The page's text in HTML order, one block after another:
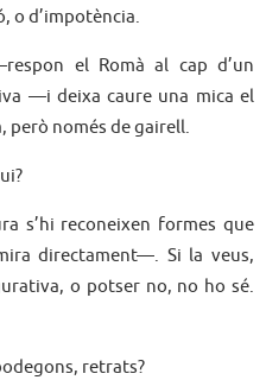
o d’impotència.
el Romà al cap d’un
—i deixa caure una mica el
però només de gairell.
s’hi reconeixen formes que
directament—. Si la veus,
o potser no, no ho sé.
retrats?